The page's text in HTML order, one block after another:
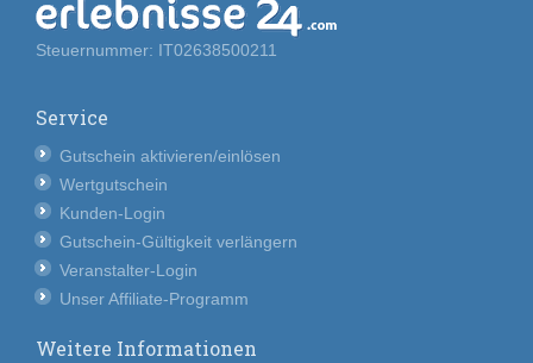
Steuernummer: IT02638500211
Service
Gutschein aktivieren/einlösen
Wertgutschein
Kunden-Login
Gutschein-Gültigkeit verlängern
Veranstalter-Login
Unser Affiliate-Programm
Weitere Informationen